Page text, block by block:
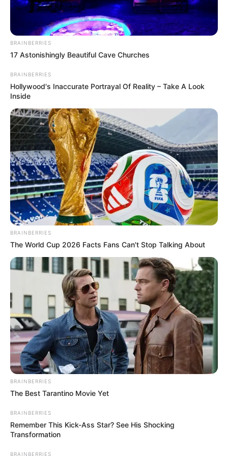
Ο ΠΛΗΡΟΦΟΡΙΟΔΌΤΗΣ
Ο Ευριπίδης Στυλιανίδης και το «αντάρτικο» της
Αναθεώρησης του Συντάγματος
Ο ΠΛΗΡΟΦΟΡΙΟΔΌΤΗΣ
Η ισχυρή τριάδα του Μαξίμου και η ώρα των
αποφάσεων για τα ψηφοδέλτια
Ο ΠΛΗΡΟΦΟΡΙΟΔΌΤΗΣ
BRAINBERRIES
17 Astonishingly Beautiful Cave Churches
BRAINBERRIES
Hollywood's Inaccurate Portrayal Of Reality – Take A Look
Inside
BRAINBERRIES
The World Cup 2026 Facts Fans Can't Stop Talking About
BRAINBERRIES
The Best Tarantino Movie Yet
BRAINBERRIES
Remember This Kick-Ass Star? See His Shocking
Transformation
BRAINBERRIES